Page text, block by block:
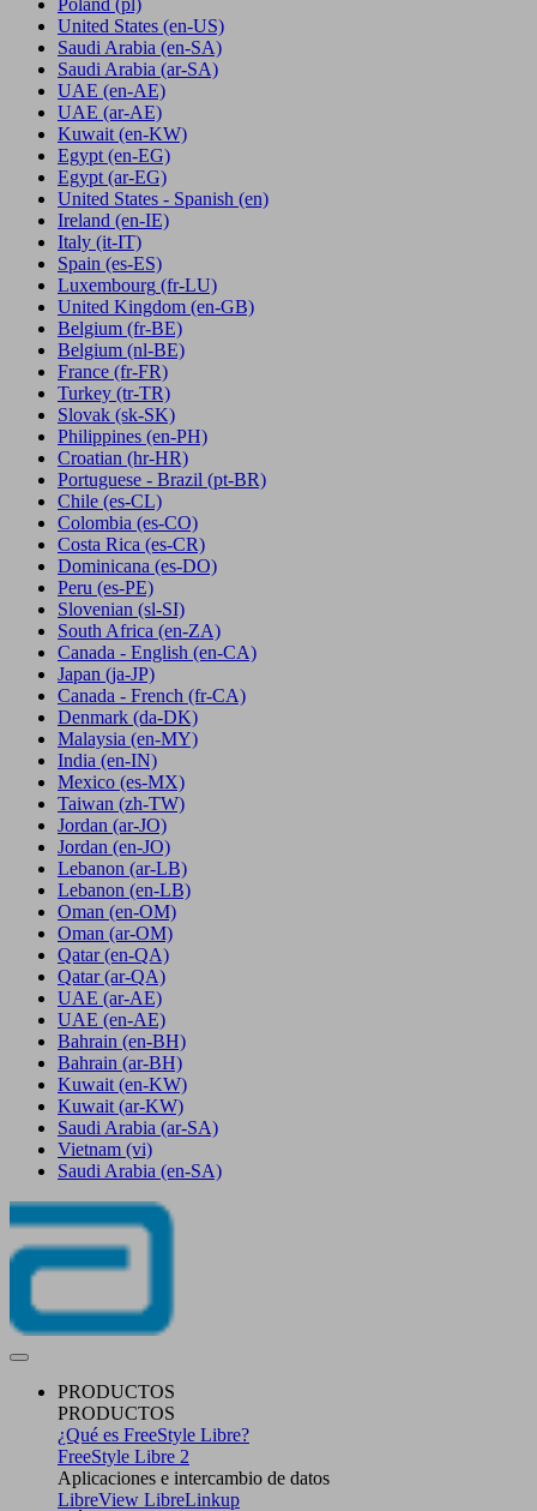
Poland (pl)
United States (en-US)
Saudi Arabia (en-SA)
Saudi Arabia (ar-SA)
UAE (en-AE)
UAE (ar-AE)
Kuwait (en-KW)
Egypt (en-EG)
Egypt (ar-EG)
United States - Spanish (en)
Ireland (en-IE)
Italy (it-IT)
Spain (es-ES)
Luxembourg (fr-LU)
United Kingdom (en-GB)
Belgium (fr-BE)
Belgium (nl-BE)
France (fr-FR)
Turkey (tr-TR)
Slovak (sk-SK)
Philippines (en-PH)
Croatian (hr-HR)
Portuguese - Brazil (pt-BR)
Chile (es-CL)
Colombia (es-CO)
Costa Rica (es-CR)
Dominicana (es-DO)
Peru (es-PE)
Slovenian (sl-SI)
South Africa (en-ZA)
Canada - English (en-CA)
Japan (ja-JP)
Canada - French (fr-CA)
Denmark (da-DK)
Malaysia (en-MY)
India (en-IN)
Mexico (es-MX)
Taiwan (zh-TW)
Jordan (ar-JO)
Jordan (en-JO)
Lebanon (ar-LB)
Lebanon (en-LB)
Oman (en-OM)
Oman (ar-OM)
Qatar (en-QA)
Qatar (ar-QA)
UAE (ar-AE)
UAE (en-AE)
Bahrain (en-BH)
Bahrain (ar-BH)
Kuwait (en-KW)
Kuwait (ar-KW)
Saudi Arabia (ar-SA)
Vietnam (vi)
Saudi Arabia (en-SA)
PRODUCTOS
PRODUCTOS
¿Qué es FreeStyle Libre?
FreeStyle Libre 2
Aplicaciones e intercambio de datos
LibreView LibreLinkup